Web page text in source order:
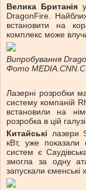
Велика Британія
DragonFire.
встановити на
комплекс може
Випробування
Фото
Лазерні розробки
систему компаній
встановили на
розробка в цій
Китайські лазери
кВт, уже
систем є
змогла за одну
запускали єменські